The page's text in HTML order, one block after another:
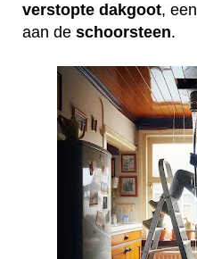
verstopte dakgoot, een
aan de schoorsteen.